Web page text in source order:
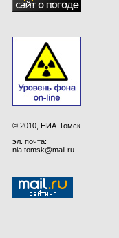
© 2010, НИА-Томск
эл. почта:
nia.tomsk@mail.ru